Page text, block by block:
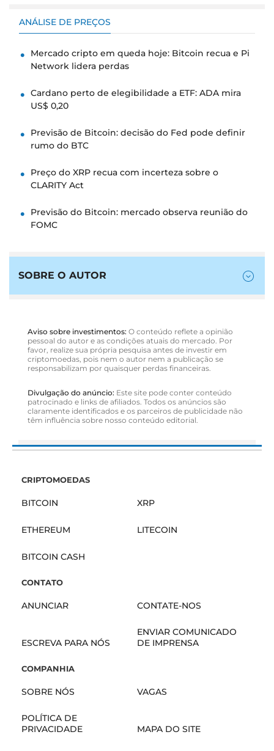
ANÁLISE DE PREÇOS
Mercado cripto em queda hoje: Bitcoin recua e Pi
Network lidera perdas
Cardano perto de elegibilidade a ETF: ADA mira
US$ 0,20
Previsão de Bitcoin: decisão do Fed pode definir
rumo do BTC
Preço do XRP recua com incerteza sobre o
CLARITY Act
Previsão do Bitcoin: mercado observa reunião do
FOMC
SOBRE O AUTOR
Aviso sobre investimentos: O conteúdo reflete a opinião
pessoal do autor e as condições atuais do mercado. Por
favor, realize sua própria pesquisa antes de investir em
criptomoedas, pois nem o autor nem a publicação se
responsabilizam por quaisquer perdas financeiras.
Divulgação do anúncio: Este site pode conter conteúdo
patrocinado e links de afiliados. Todos os anúncios são
claramente identificados e os parceiros de publicidade não
têm influência sobre nosso conteúdo editorial.
CRIPTOMOEDAS
BITCOIN XRP
ETHEREUM LITECOIN
BITCOIN CASH
CONTATO
ANUNCIAR CONTATE-NOS
ESCREVA PARA NÓS
ENVIAR COMUNICADO
DE IMPRENSA
COMPANHIA
SOBRE NÓS VAGAS
POLÍTICA DE
PRIVACIDADE
MAPA DO SITE